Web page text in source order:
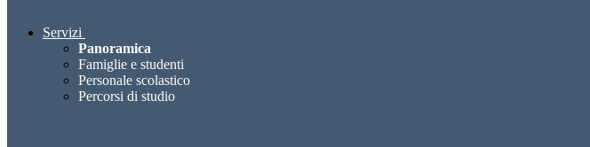
Servizi
Panoramica
Famiglie e studenti
Personale scolastico
Percorsi di studio